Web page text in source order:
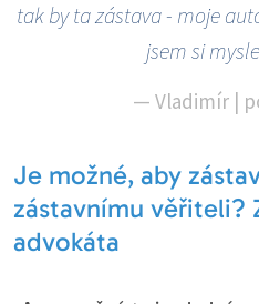
tak by ta zástava - moje
jsem si
— Vladimír |
Je možné, aby
zástavnímu věřiteli?
advokáta